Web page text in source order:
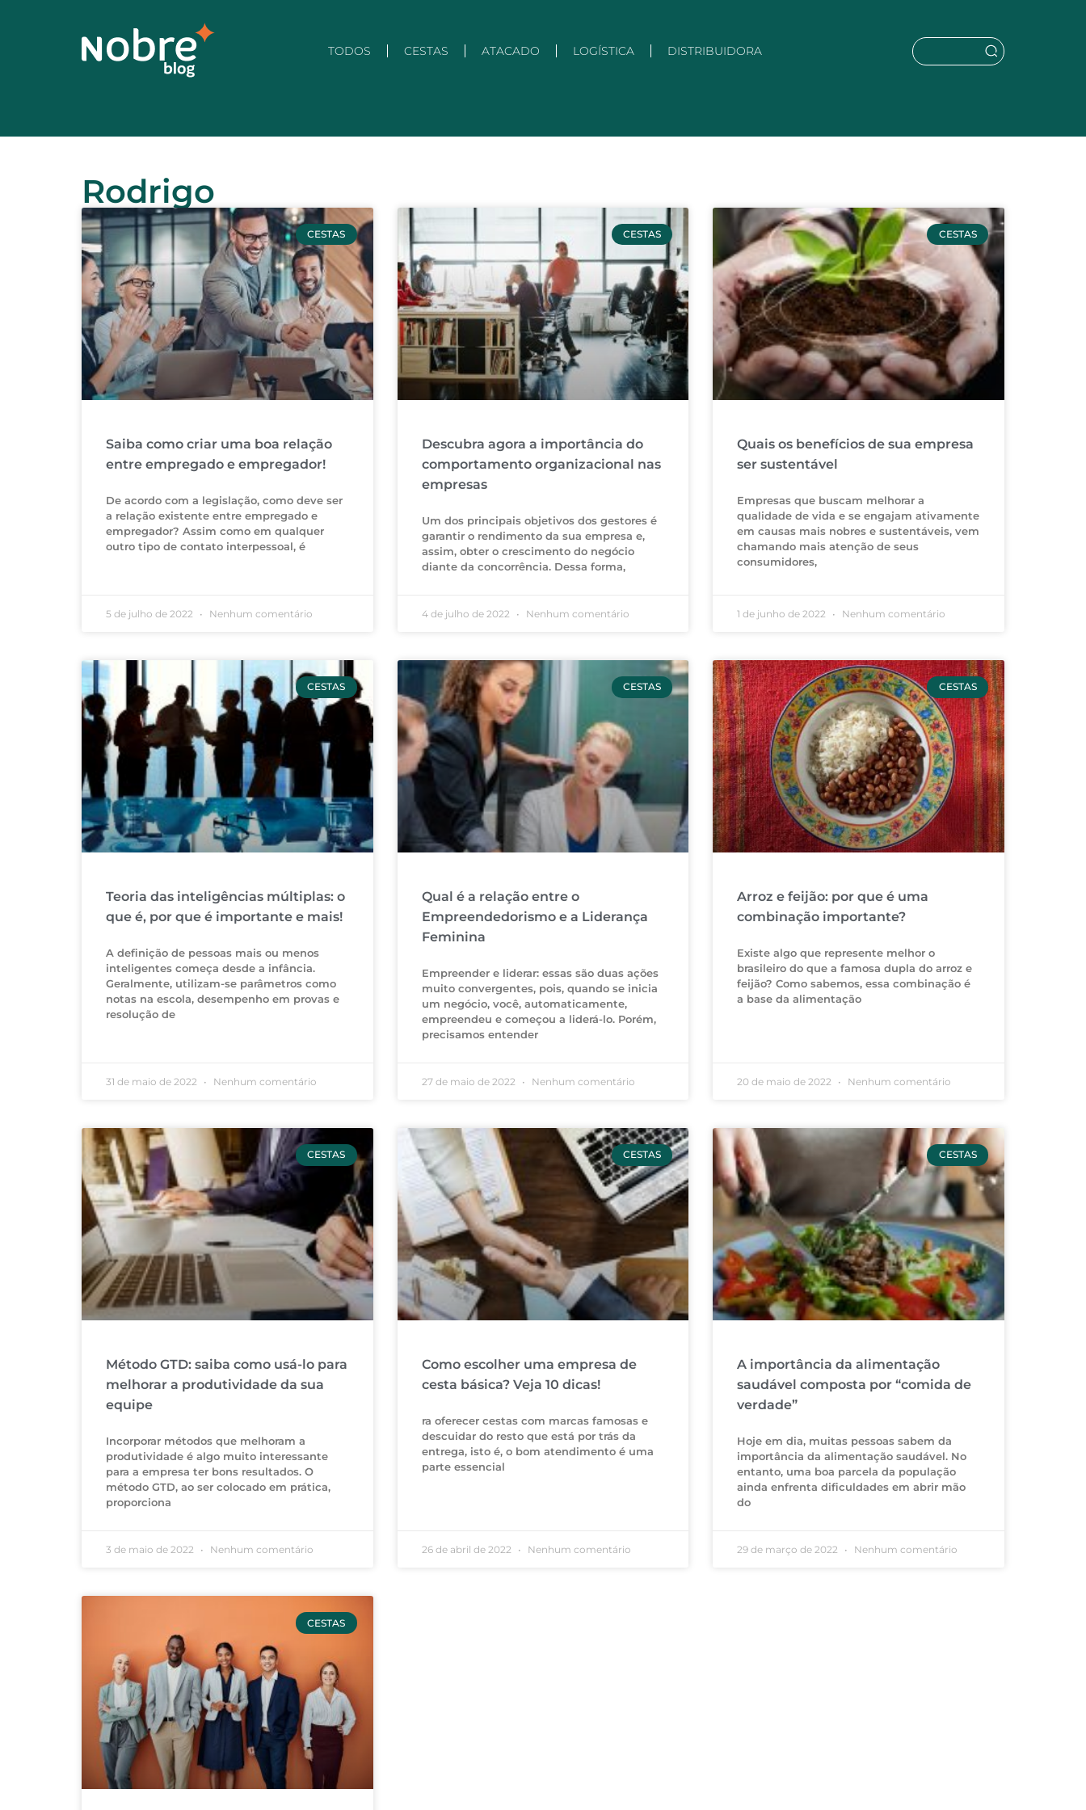
TODOS CESTAS ATACADO LOGÍSTICA DISTRIBUIDORA
Rodrigo
CESTAS
Saiba como criar uma boa relação
entre empregado e empregador!
De acordo com a legislação, como deve ser
a relação existente entre empregado e
empregador? Assim como em qualquer
outro tipo de contato interpessoal, é
5 de julho de 2022 Nenhum comentário
CESTAS
Descubra agora a importância do
comportamento organizacional nas
empresas
Um dos principais objetivos dos gestores é
garantir o rendimento da sua empresa e,
assim, obter o crescimento do negócio
diante da concorrência. Dessa forma,
4 de julho de 2022 Nenhum comentário
CESTAS
Quais os benefícios de sua empresa
ser sustentável
Empresas que buscam melhorar a
qualidade de vida e se engajam ativamente
em causas mais nobres e sustentáveis, vem
chamando mais atenção de seus
consumidores,
1 de junho de 2022 Nenhum comentário
CESTAS
Teoria das inteligências múltiplas: o
que é, por que é importante e mais!
A definição de pessoas mais ou menos
inteligentes começa desde a infância.
Geralmente, utilizam-se parâmetros como
notas na escola, desempenho em provas e
resolução de
31 de maio de 2022 Nenhum comentário
CESTAS
Qual é a relação entre o
Empreendedorismo e a Liderança
Feminina
Empreender e liderar: essas são duas ações
muito convergentes, pois, quando se inicia
um negócio, você, automaticamente,
empreendeu e começou a liderá-lo. Porém,
precisamos entender
27 de maio de 2022 Nenhum comentário
CESTAS
Arroz e feijão: por que é uma
combinação importante?
Existe algo que represente melhor o
brasileiro do que a famosa dupla do arroz e
feijão? Como sabemos, essa combinação é
a base da alimentação
20 de maio de 2022 Nenhum comentário
CESTAS
Método GTD: saiba como usá-lo para
melhorar a produtividade da sua
equipe
Incorporar métodos que melhoram a
produtividade é algo muito interessante
para a empresa ter bons resultados. O
método GTD, ao ser colocado em prática,
proporciona
3 de maio de 2022 Nenhum comentário
CESTAS
Como escolher uma empresa de
cesta básica? Veja 10 dicas!
ra oferecer cestas com marcas famosas e
descuidar do resto que está por trás da
entrega, isto é, o bom atendimento é uma
parte essencial
26 de abril de 2022 Nenhum comentário
CESTAS
A importância da alimentação
saudável composta por “comida de
verdade”
Hoje em dia, muitas pessoas sabem da
importância da alimentação saudável. No
entanto, uma boa parcela da população
ainda enfrenta dificuldades em abrir mão
do
29 de março de 2022 Nenhum comentário
CESTAS